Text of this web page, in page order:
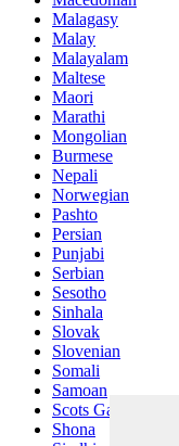
Malagasy
Malay
Malayalam
Maltese
Maori
Marathi
Mongolian
Burmese
Nepali
Norwegian
Pashto
Persian
Punjabi
Serbian
Sesotho
Sinhala
Slovak
Slovenian
Somali
Samoan
Scots Gaelic
Shona